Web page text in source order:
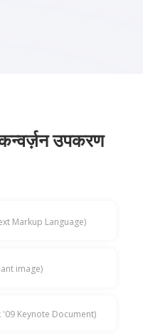
उपकरण
Markup Language)
image)
Keynote Document)